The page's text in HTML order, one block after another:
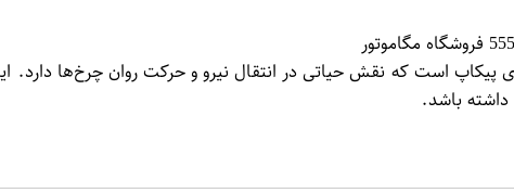
است که نقش حیاتی در انتقال نیرو و حرکت روان چرخ‌ها دارد.
باشد.